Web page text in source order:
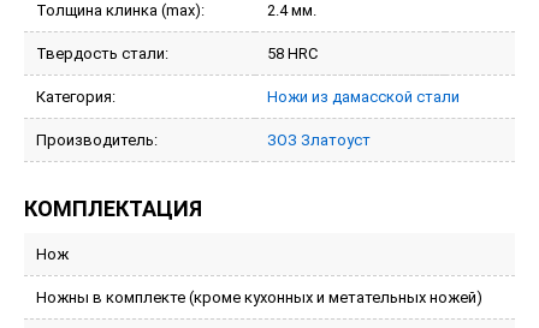
Толщина клинка (max): 2.4 мм.
Твердость стали: 58 HRC
Категория: Ножи из дамасской стали
Производитель: ЗОЗ Златоуст
КОМПЛЕКТАЦИЯ
Нож
Ножны в комплекте (кроме кухонных и метательных ножей)